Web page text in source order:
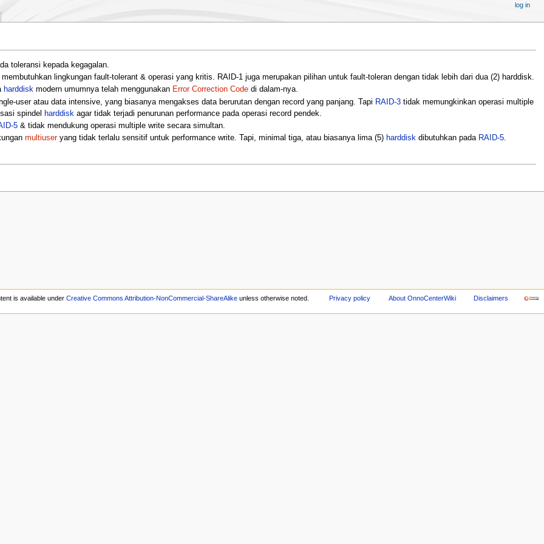
toleransi kepada kegagalan.
lingkungan fault-tolerant & operasi yang kritis. RAID-1 juga merupakan pilihan untuk fault-toleran dengan tidak lebih dari dua (2) harddisk.
harddiskmodern umumnya telah menggunakan Error Correction Codedi dalam-nya.
user atau data intensive, yang biasanya mengakses data berurutan dengan record yang panjang. Tapi RAID-3tidak memungkinkan operasi multiple
spindel
harddisk agar tidak terjadi penurunan performance pada operasi record pendek.
5& tidak mendukung operasi multiple write secara simultan.
multiuseryang tidak terlalu sensitif untuk performance write. Tapi, minimal tiga, atau biasanya lima (5) harddiskdibutuhkan pada RAID-5.
log in
is available underCreative Commons Attribution-NonCommercial-ShareAlike unless otherwise noted. Privacy policy About OnnoCenterWiki Disclaimers